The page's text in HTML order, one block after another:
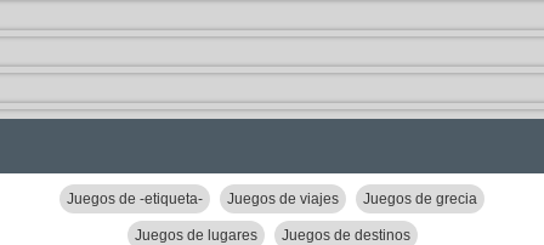
Juegos de -etiqueta- Juegos de viajes Juegos de grecia
Juegos de lugares Juegos de destinos